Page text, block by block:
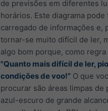
de previsões em diferentes
horários. Este diagrama
carregado de informações e,
tornar-se muito difícil de ler,
algo bom porque, como regra
"Quanto mais difícil de ler,
condições de voo!” O que
procurar são áreas limpas de
azul-escuro de grande